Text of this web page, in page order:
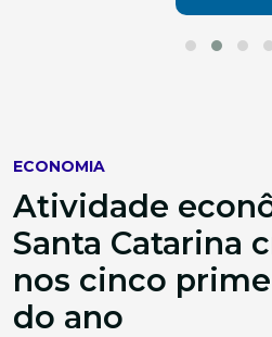
ECONOMIA
Atividade
Santa Catarina
nos cinco
do ano